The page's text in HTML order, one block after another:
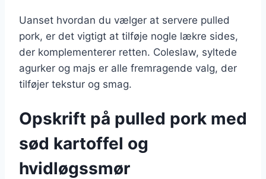
Uanset hvordan du vælger at servere pulled
pork, er det vigtigt at tilføje nogle lækre sides,
der komplementerer retten. Coleslaw, syltede
agurker og majs er alle fremragende valg, der
tilføjer tekstur og smag.
Opskrift på pulled pork med
sød kartoffel og
hvidløgssmør